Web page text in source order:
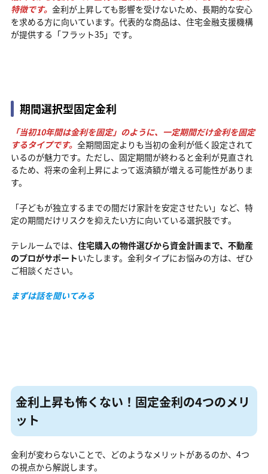
特徴です。 金利が上昇しても影響を受けないため、長期的な安心
を求める方に向いています。代表的な商品は、住宅金融支援機構
が提供する「フラット35」です。
期間選択型固定金利
「当初10年間は金利を固定」のように、一定期間だけ金利を固定
するタイプです。 全期間固定よりも当初の金利が低く設定されて
いるのが魅力です。ただし、固定期間が終わると金利が見直され
るため、将来の金利上昇によって返済額が増える可能性がありま
す。
「子どもが独立するまでの間だけ家計を安定させたい」など、特
定の期間だけリスクを抑えたい方に向いている選択肢です。
テレルームでは、 住宅購入の物件選びから資金計画まで、不動産
のプロがサポートいたします。金利タイプにお悩みの方は、ぜひ
ご相談ください。
まずは話を聞いてみる
金利上昇も怖くない！固定金利の4つのメリ
ット
金利が変わらないことで、どのようなメリットがあるのか、4つ
の視点から解説します。